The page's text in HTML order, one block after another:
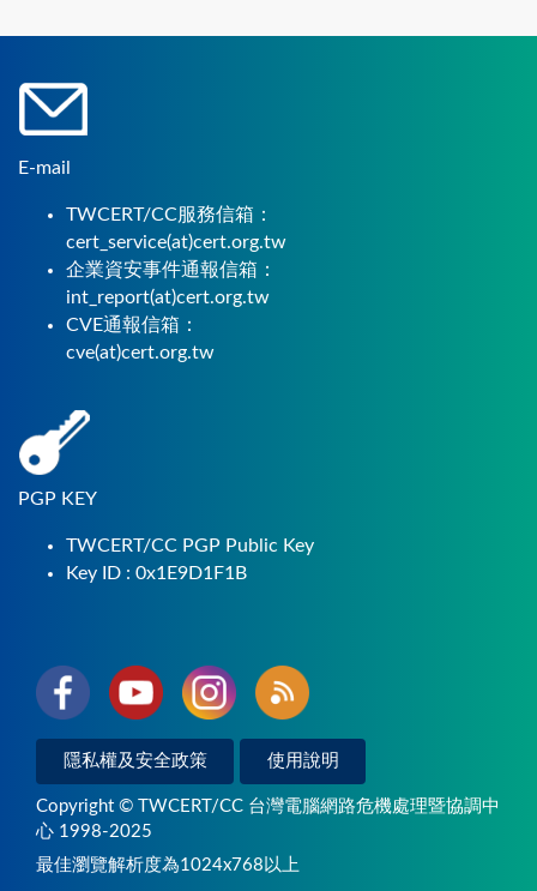
E-mail
TWCERT/CC服務信箱：
cert_service(at)cert.org.tw
企業資安事件通報信箱：
int_report(at)cert.org.tw
CVE通報信箱：
cve(at)cert.org.tw
PGP KEY
TWCERT/CC PGP Public Key
Key ID : 0x1E9D1F1B
隱私權及安全政策 使用說明
Copyright © TWCERT/CC 台灣電腦網路危機處理暨協調中
心 1998-2025
最佳瀏覽解析度為1024x768以上